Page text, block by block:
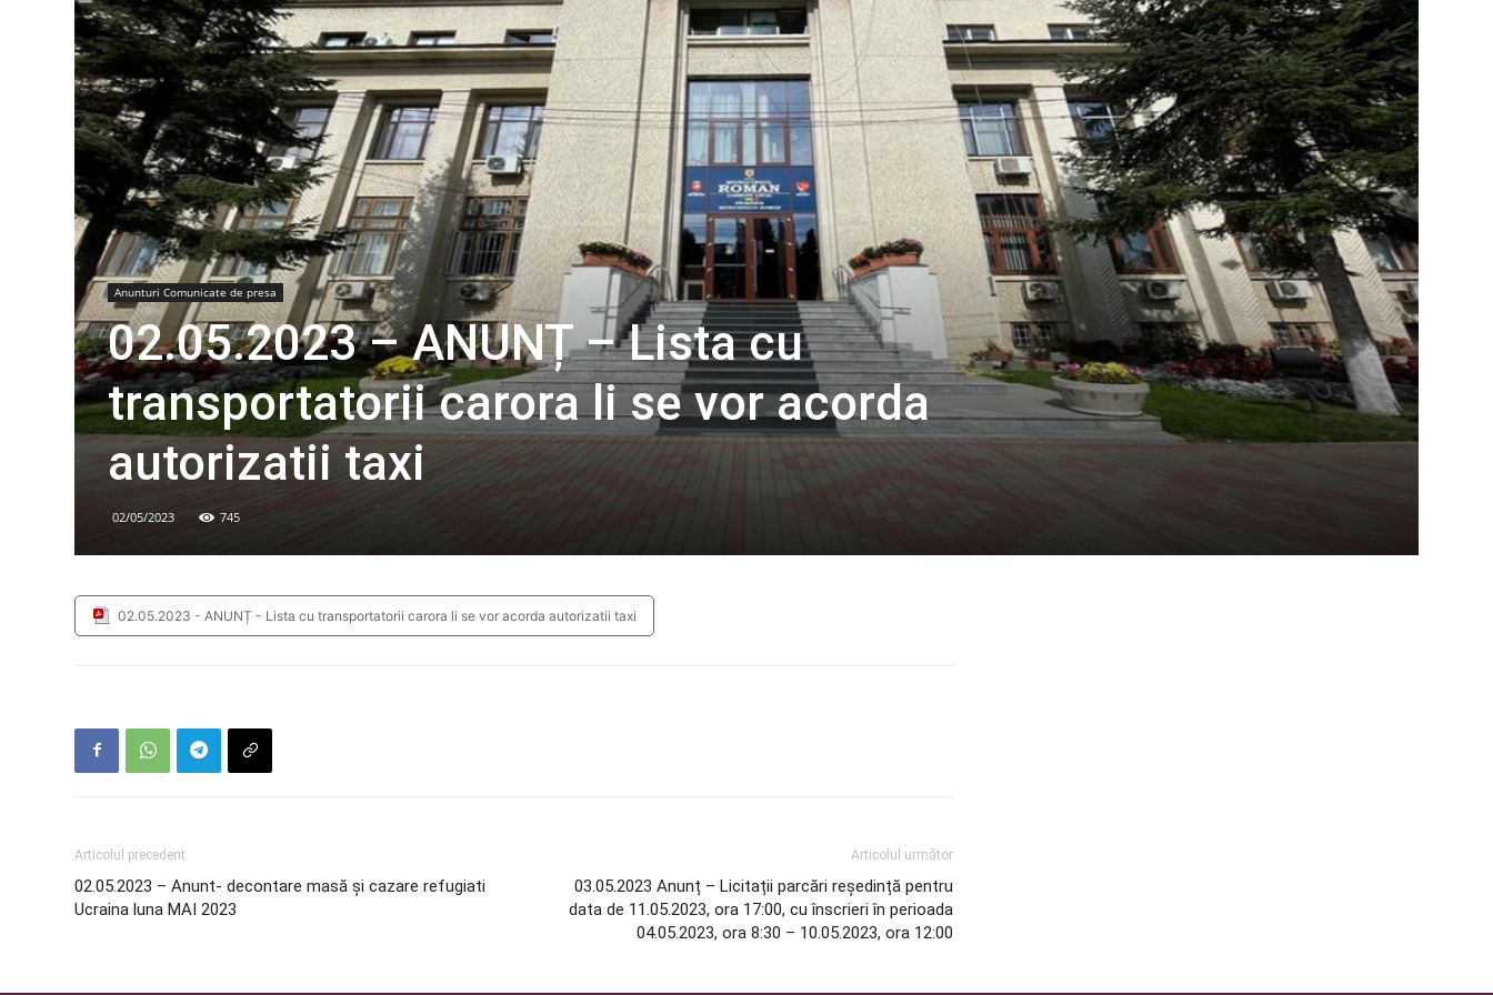
Anunturi Comunicate de presa
02.05.2023 – ANUNȚ – Lista cu
transportatorii carora li se vor acorda
autorizatii taxi
02/05/2023 745
02.05.2023 - ANUNȚ - Lista cu transportatorii carora li se vor acorda autorizatii taxi
Articolul precedent
02.05.2023 – Anunt- decontare masă și cazare refugiati
Ucraina luna MAI 2023
Articolul următor
03.05.2023 Anunț – Licitații parcări reședință pentru
data de 11.05.2023, ora 17:00, cu înscrieri în perioada
04.05.2023, ora 8:30 – 10.05.2023, ora 12:00